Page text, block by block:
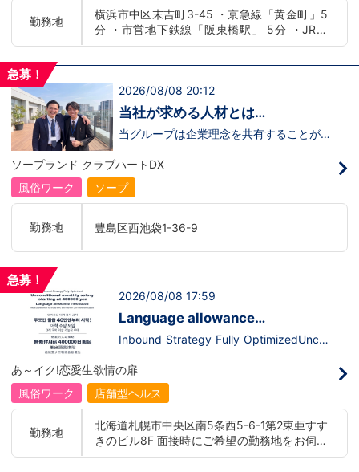
方が当グループでは活躍の場を広げていま
す。他にも…・失敗しても諦めない！・と
にかくやる気だけは負けない！・環境を変
をあげたい！など。接客業経験がないから
ジョンの為にこうしたい！こうなりたい！
と強い意志を持ってる方にも平等にチャン
スがある職場になっています。その為、未
経験からの応募も大歓迎です。今働いてる
倒的に多いです。「ちょっと求めてる人物
像と自分は違うかも…？」と思う方もいる
と思います。ですが、よく考えてくださ
い。全てが当てはまる人の方が少ないと思
分なんです。まずは応募して、面接時にあ
なたの想いを聞かせてください。その後、
私たちの想いを説明させていただきます。
と思います。ご応募お待ちしておりま
勤務地
横浜市中区末吉町3-45 ・京急線「黄金町」5
分 ・市営地下鉄線「阪東橋駅」 5分 ・JR線
「関内駅」15分
急募！
2026/08/08 20:12
当社が求める人材とは…
当グループは企業理念を共有することがで
神】を持っている方を求めています。さら
に！『ハピネスグループは、店舗数が増え
ます！！』つまり…【店長/幹部】の空き
枠があるってことです。実際に働いてみ
職者になれない(´;ω;｀)なんて経験はあり
ませんか？？当グループは年功序列ではな
く実力主義です。頑張り次第でいくらでも
のある方には必要な席をしっかりご用意で
入社後、最短で8ヶ月で店長になった先輩
もいます。その先輩のあとにアナタも続き
ませんか！？勿論、男性だけではなく女性
も活躍中。ハピネスグループ初の女性店長
イトレジャー業界だからといって一般大手
企業様に引けを取らない体制で取り組んで
いる会社です。そのため、誰もが安心して
入社・勤務のできる環境なのです。それで
ャルサイトをご覧下さい。
【https://happiness-group.biz/】※お手
数ですがコピー＆ペーストしてURLを開い
ソープランド クラブハートDX
風俗ワーク
ソープ
勤務地 豊島区西池袋1-36-9
急募！
2026/08/08 17:59
Language allowance
introduced/推出語言津貼
Inbound Strategy Fully OptimizedUncon
00 yenLanguage allowance introduced
More preferential for those who are fluen
t in 3 or more languages인바운드 대책 철
저 공략무조건 월급 40만엔부터 시작!어
底的入站策略無條件月薪 400,000 日圓起
推出語言津貼能說至少三種語言者優先
あ～イク!恋愛生欲情の扉
風俗ワーク
店舗型ヘルス
勤務地
北海道札幌市中央区南5条西5-6-1第2東亜すす
きのビル8F 面接時にご希望の勤務地をお伺い
し、配属店舗を決定いたします。 入社後の転